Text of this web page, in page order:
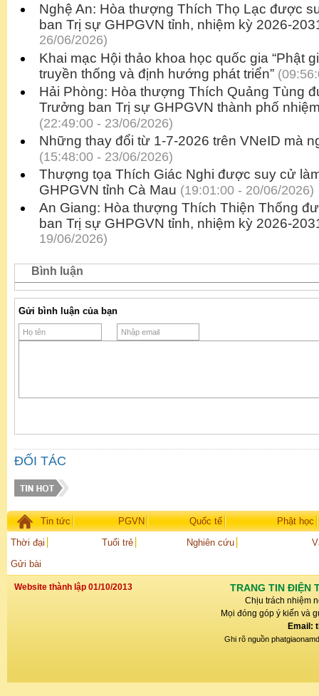
Nghệ An: Hòa thượng Thích Thọ Lạc được
ban Trị sự GHPGVN tỉnh, nhiệm kỳ 2026-
26/06/2026)
Khai mạc Hội thảo khoa học quốc gia “Phật
truyền thống và định hướng phát triển”
Hải Phòng: Hòa thượng Thích Quảng Tùng
Trưởng ban Trị sự GHPGVN thành phố
(22:49:00 - 23/06/2026)
Những thay đổi từ 1-7-2026 trên VNeID mà
(15:48:00 - 23/06/2026)
Thượng tọa Thích Giác Nghi được suy cử
GHPGVN tỉnh Cà Mau (19:01:00 - 20/06/2026)
An Giang: Hòa thượng Thích Thiện Thống
ban Trị sự GHPGVN tỉnh, nhiệm kỳ 2026-
19/06/2026)
Bình luận
Gửi bình luận của bạn
ĐỐI TÁC
Tin tức PGVN Quốc tế
Phật học
Thời đại
Tuổi trẻ Nghiên cứu
Gửi bài
Website thành lập 01/10/2013 TRANG TIN ĐIỆN
Chịu trách nhiệm
Mọi đóng góp ý kiến và
Email:
Ghi rõ nguồn